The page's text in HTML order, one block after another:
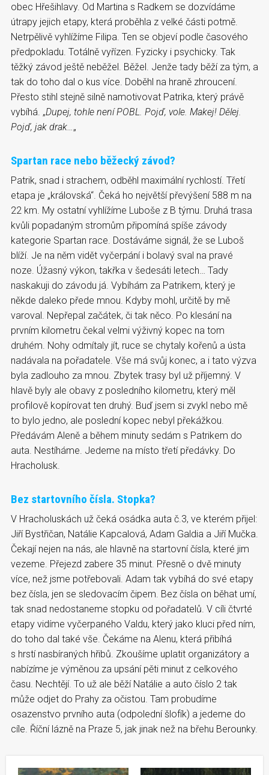
obec Hřešihlavy. Od Martina s Radkem se dozvídáme
útrapy jejich etapy, která proběhla z velké části potmě.
Netrpělivě vyhlížíme Filipa. Ten se objeví podle časového
předpokladu. Totálně vyřízen. Fyzicky i psychicky. Tak
těžký závod ještě neběžel. Běžel. Jenže tady běží za tým, a
tak do toho dal o kus více. Doběhl na hraně zhroucení.
Přesto stihl stejně silně namotivovat Patrika, který právě
vybíhá. „Dupej, tohle není POBL. Pojď, vole. Makej! Dělej.
Pojď, jak drak… „
Spartan race nebo běžecký závod?
Patrik, snad i strachem, odběhl maximální rychlostí. Třetí
etapa je „královská“. Čeká ho největší převýšení 588 m na
22 km. My ostatní vyhlížíme Luboše z B týmu. Druhá trasa
kvůli popadaným stromům připomíná spíše závody
kategorie Spartan race. Dostáváme signál, že se Luboš
blíží. Je na něm vidět vyčerpání i bolavý sval na pravé
noze. Úžasný výkon, takřka v šedesáti letech… Tady
naskakuji do závodu já. Vybíhám za Patrikem, který je
někde daleko přede mnou. Kdyby mohl, určitě by mě
varoval. Nepřepal začátek, či tak něco. Po klesání na
prvním kilometru čekal velmi výživný kopec na tom
druhém. Nohy odmítaly jít, ruce se chytaly kořenů a ústa
nadávala na pořadatele. Vše má svůj konec, a i tato výzva
byla zadlouho za mnou. Zbytek trasy byl už příjemný. V
hlavě byly ale obavy z posledního kilometru, který měl
profilově kopírovat ten druhý. Buď jsem si zvykl nebo mě
to bylo jedno, ale poslední kopec nebyl překážkou.
Předávám Aleně a během minuty sedám s Patrikem do
auta. Nestíháme. Jedeme na místo třetí předávky. Do
Hracholusk.
Bez startovního čísla. Stopka?
V Hracholuskách už čeká osádka auta č.3, ve kterém přijel:
Jiří Bystřičan, Natálie Kapcalová, Adam Galdia a Jiří Mučka.
Čekají nejen na nás, ale hlavně na startovní čísla, které jim
vezeme. Přejezd zabere 35 minut. Přesně o dvě minuty
více, než jsme potřebovali. Adam tak vybíhá do své etapy
bez čísla, jen se sledovacím čipem. Bez čísla on běhat umí,
tak snad nedostaneme stopku od pořadatelů. V cíli čtvrté
etapy vidíme vyčerpaného Valdu, který jako kluci před ním,
do toho dal také vše. Čekáme na Alenu, která přibíhá
s hrstí nasbíraných hřibů. Zkoušíme uplatit organizátory a
nabízíme je výměnou za upsání pěti minut z celkového
času. Nechtějí. To už ale běží Natálie a auto číslo 2 tak
může odjet do Prahy za očistou. Tam probudíme
osazenstvo prvního auta (odpolední šlofík) a jedeme do
cíle. Říční lázně na Praze 5, jak jinak než na břehu Berounky.